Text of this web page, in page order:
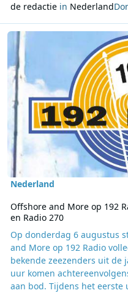
de redactiein Nederland
Lees meer over Offshore and
Nederland
Offshore and More op 192
en Radio 270
Op donderdag 6 augustus
and More op 192 Radio
bekende zeezenders uit de
uur komen
aan bod. Tijdens het eerste uur wordt teruggekeken op de